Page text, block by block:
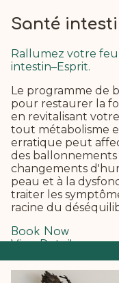
Santé
Rallumez votre
intestin–Esprit.
Le programme de
pour restaurer la
en revitalisant
tout métabolisme
erratique peut
des
changements
peau et à la
traiter les
racine du
Book Now
View Details